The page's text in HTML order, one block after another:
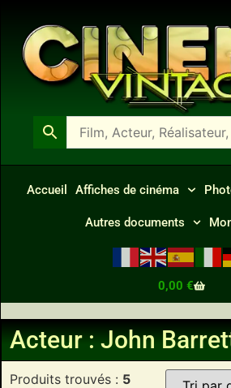
Accueil Affiches de cinéma
Autres documents
0,00 €
Acteur : John
Produits trouvés : 5